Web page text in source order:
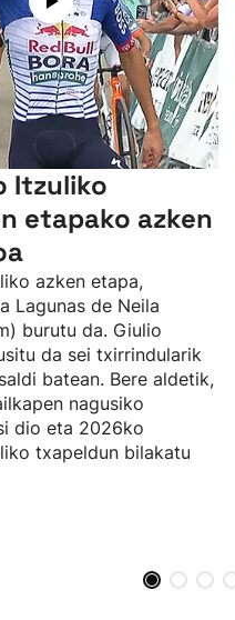
Itzuliko
etapako azken
azken etapa,
Lagunas de Neila
burutu da. Giulio
da sei txirrindularik
batean. Bere aldetik,
nagusiko
dio eta 2026ko
txapeldun bilakatu